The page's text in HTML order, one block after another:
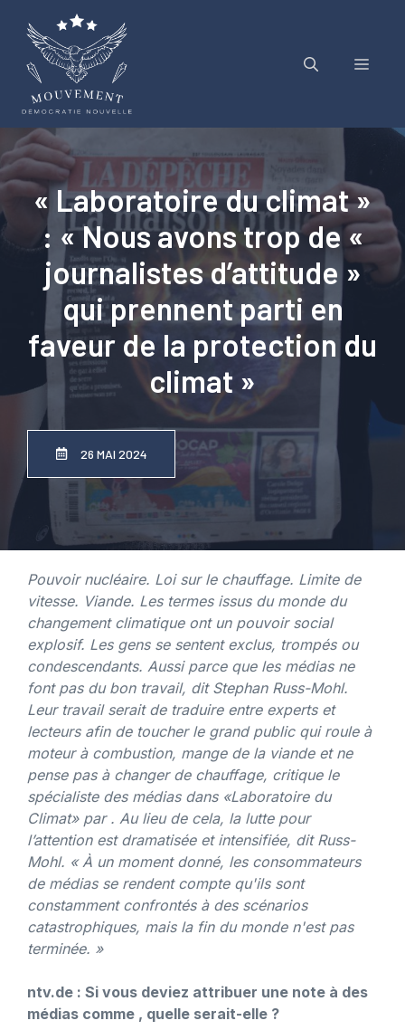
contenu
Menu
« Laboratoire du climat »
: « Nous avons trop de «
journalistes d’attitude »
qui prennent parti en
faveur de la protection du
climat »
26 MAI 2024
Pouvoir nucléaire. Loi sur le chauffage. Limite de
vitesse. Viande. Les termes issus du monde du
changement climatique ont un pouvoir social
explosif. Les gens se sentent exclus, trompés ou
condescendants. Aussi parce que les médias ne
font pas du bon travail, dit Stephan Russ-Mohl.
Leur travail serait de traduire entre experts et
lecteurs afin de toucher le grand public qui roule à
moteur à combustion, mange de la viande et ne
pense pas à changer de chauffage, critique le
spécialiste des médias dans «Laboratoire du
Climat»par . Au lieu de cela, la lutte pour
l’attention est dramatisée et intensifiée, dit Russ-
Mohl. « À un moment donné, les consommateurs
de médias se rendent compte qu'ils sont
constamment confrontés à des scénarios
catastrophiques, mais la fin du monde n'est pas
terminée. »
ntv.de : Si vous deviez attribuer une note à des
médias comme , quelle serait-elle ?